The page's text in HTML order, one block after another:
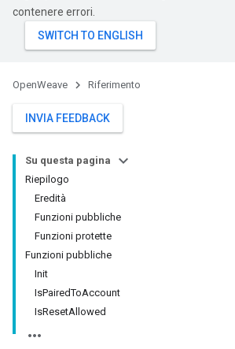
contenere errori.
OpenWeave Riferimento
INVIA FEEDBACK
Su questa pagina
Riepilogo
Eredità
Funzioni pubbliche
Funzioni protette
Funzioni pubbliche
Init
IsPairedToAccount
IsResetAllowed